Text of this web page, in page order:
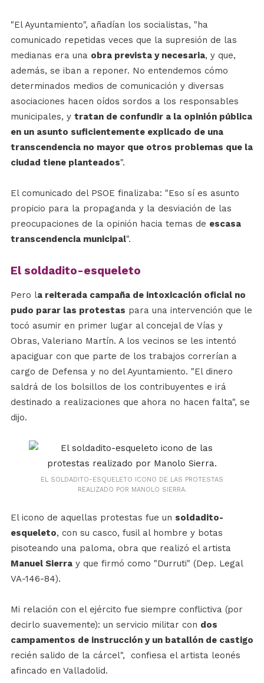
"El Ayuntamiento", añadían los socialistas, "ha
comunicado repetidas veces que la supresión de las
medianas era una obra prevista y necesaria, y que,
además, se iban a reponer. No entendemos cómo
determinados medios de comunicación y diversas
asociaciones hacen oídos sordos a los responsables
municipales, y tratan de confundir a la opinión pública
en un asunto suficientemente explicado de una
transcendencia no mayor que otros problemas que la
ciudad tiene planteados".
El comunicado del PSOE finalizaba: "Eso sí es asunto
propicio para la propaganda y la desviación de las
preocupaciones de la opinión hacia temas de escasa
transcendencia municipal".
El soldadito-esqueleto
Pero la reiterada campaña de intoxicación oficial no
pudo parar las protestas para una intervención que le
tocó asumir en primer lugar al concejal de Vías y
Obras, Valeriano Martín. A los vecinos se les intentó
apaciguar con que parte de los trabajos correrían a
cargo de Defensa y no del Ayuntamiento. "El dinero
saldrá de los bolsillos de los contribuyentes e irá
destinado a realizaciones que ahora no hacen falta", se
dijo.
EL SOLDADITO-ESQUELETO ICONO DE LAS PROTESTAS
REALIZADO POR MANOLO SIERRA.
El icono de aquellas protestas fue un soldadito-
esqueleto, con su casco, fusil al hombre y botas
pisoteando una paloma, obra que realizó el artista
Manuel Sierray que firmó como "Durruti" (Dep. Legal
VA-146-84).
Mi relación con el ejército fue siempre conflictiva (por
decirlo suavemente): un servicio militar con dos
campamentos de instrucción y un batallón de castigo
recién salido de la cárcel", confiesa el artista leonés
afincado en Valladolid.